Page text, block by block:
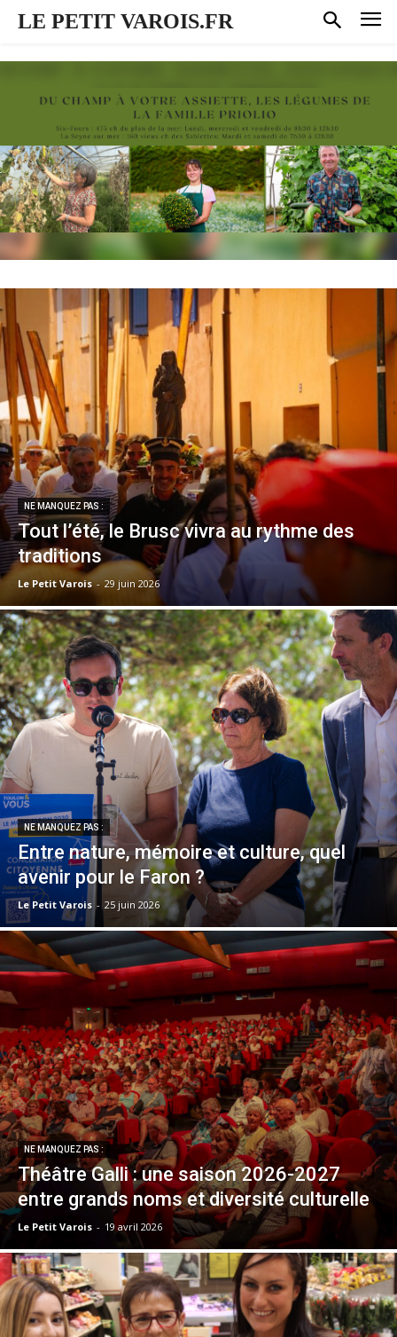
LE PETIT VAROIS.FR
NE MANQUEZ PAS :
Tout l’été, le Brusc vivra au rythme des
traditions
Le Petit Varois - 29 juin 2026
NE MANQUEZ PAS :
Entre nature, mémoire et culture, quel
avenir pour le Faron ?
Le Petit Varois - 25 juin 2026
NE MANQUEZ PAS :
Théâtre Galli : une saison 2026-2027
entre grands noms et diversité culturelle
Le Petit Varois - 19 avril 2026